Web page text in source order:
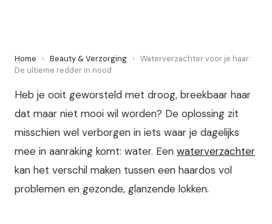
Home › Beauty & Verzorging › Waterverzachter voor je haar:
De ultieme redder in nood
Heb je ooit geworsteld met droog, breekbaar haar
dat maar niet mooi wil worden? De oplossing zit
misschien wel verborgen in iets waar je dagelijks
mee in aanraking komt: water. Een waterverzachter
kan het verschil maken tussen een haardos vol
problemen en gezonde, glanzende lokken.